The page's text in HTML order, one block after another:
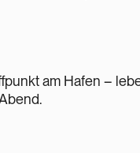
am Hafen –